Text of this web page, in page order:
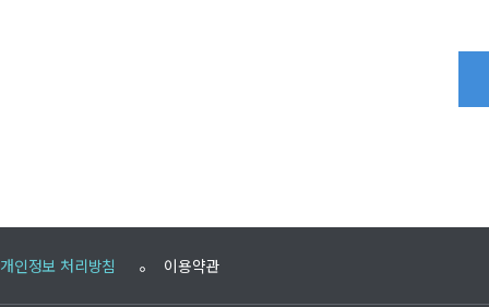
개인정보 처리방침 이용약관